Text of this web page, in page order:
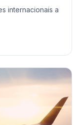
internacionais a